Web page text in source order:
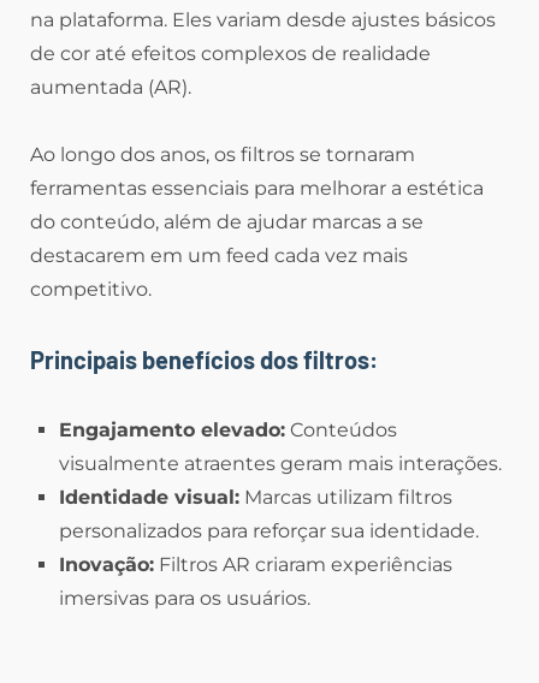
na plataforma. Eles variam desde ajustes básicos
de cor até efeitos complexos de realidade
aumentada (AR).
Ao longo dos anos, os filtros se tornaram
ferramentas essenciais para melhorar a estética
do conteúdo, além de ajudar marcas a se
destacarem em um feed cada vez mais
competitivo.
Principais benefícios dos filtros:
Engajamento elevado: Conteúdos
visualmente atraentes geram mais interações.
Identidade visual: Marcas utilizam filtros
personalizados para reforçar sua identidade.
Inovação: Filtros AR criaram experiências
imersivas para os usuários.